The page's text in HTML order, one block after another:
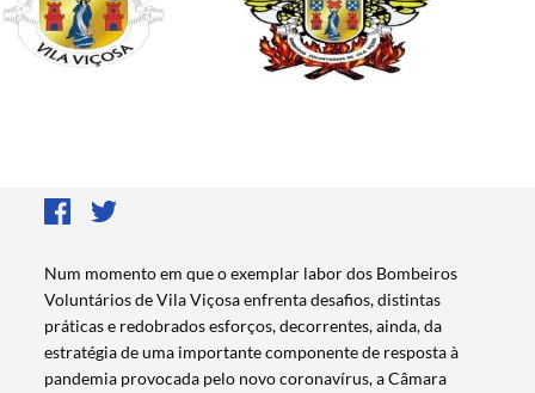
Num momento em que o exemplar labor dos Bombeiros
Voluntários de Vila Viçosa enfrenta desafios, distintas
práticas e redobrados esforços, decorrentes, ainda, da
estratégia de uma importante componente de resposta à
pandemia provocada pelo novo coronavírus, a Câmara